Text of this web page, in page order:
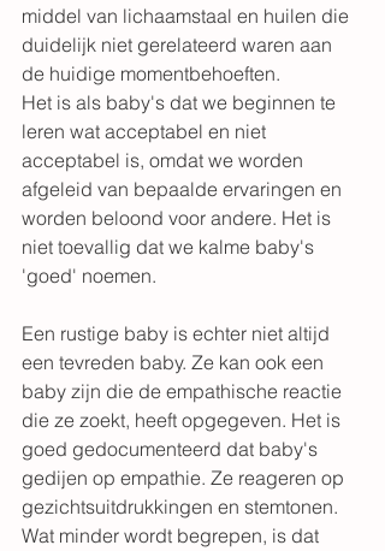
middel van lichaamstaal en huilen die
duidelijk niet gerelateerd waren aan
de huidige momentbehoeften.
Het is als baby's dat we beginnen te
leren wat acceptabel en niet
acceptabel is, omdat we worden
afgeleid van bepaalde ervaringen en
worden beloond voor andere. Het is
niet toevallig dat we kalme baby's
'goed' noemen.
Een rustige baby is echter niet altijd
een tevreden baby. Ze kan ook een
baby zijn die de empathische reactie
die ze zoekt, heeft opgegeven. Het is
goed gedocumenteerd dat baby's
gedijen op empathie. Ze reageren op
gezichtsuitdrukkingen en stemtonen.
Wat minder wordt begrepen, is dat